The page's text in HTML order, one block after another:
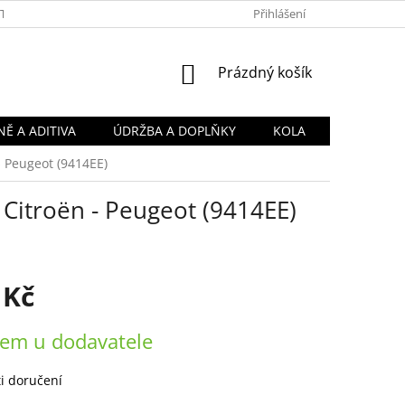
PODMÍNKY OCHRANY OSOBNÍCH
Přihlášení
NÁKUPNÍ
Prázdný košík
A ADITIVA ÚDRŽBA A DOPLŇKY
KOLA
(9414EE)
- Peugeot (9414EE)
u dodavatele
doručení